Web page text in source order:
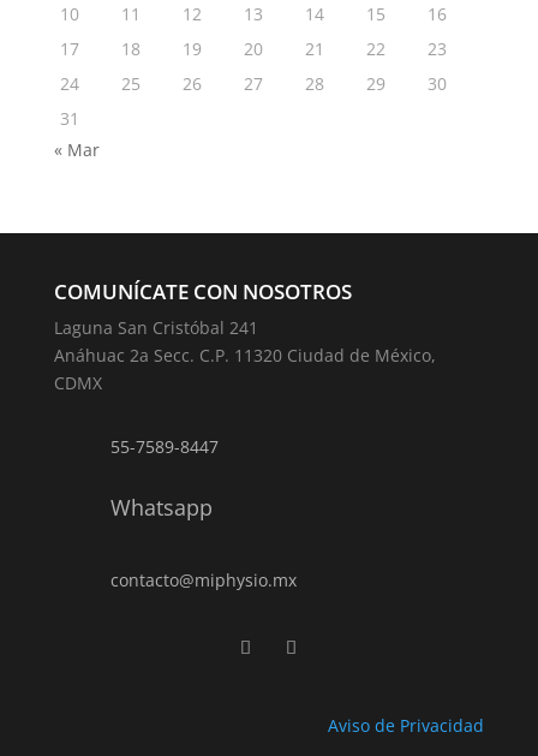
10
11 12 13 14 15
16
17
18 19 20 21 22
23
24
25 26 27 28 29
30
31
« Mar
COMUNÍCATE CON NOSOTROS
Laguna San Cristóbal 241
Anáhuac 2a Secc. C.P. 11320 Ciudad de México,
CDMX
55-7589-8447
Whatsapp
contacto@miphysio.mx
Aviso de Privacidad